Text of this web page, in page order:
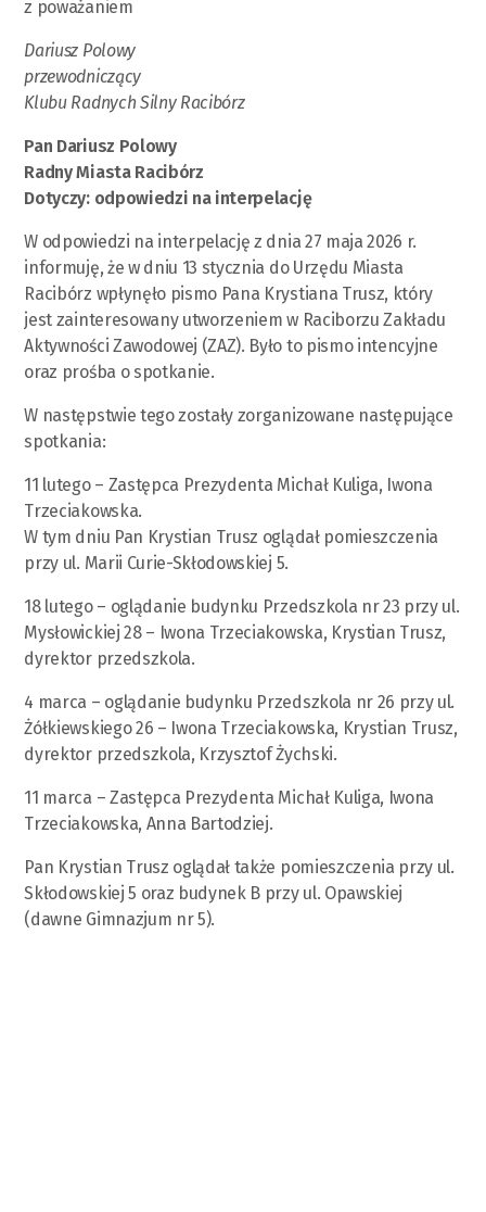
z poważaniem
Dariusz Polowy
przewodniczący
Klubu Radnych Silny Racibórz
Pan Dariusz Polowy
Radny Miasta Racibórz
Dotyczy: odpowiedzi na interpelację
W odpowiedzi na interpelację z dnia 27 maja 2026 r.
informuję, że w dniu 13 stycznia do Urzędu Miasta
Racibórz wpłynęło pismo Pana Krystiana Trusz, który
jest zainteresowany utworzeniem w Raciborzu Zakładu
Aktywności Zawodowej (ZAZ). Było to pismo intencyjne
oraz prośba o spotkanie.
W następstwie tego zostały zorganizowane następujące
spotkania:
11 lutego – Zastępca Prezydenta Michał Kuliga, Iwona
Trzeciakowska.
W tym dniu Pan Krystian Trusz oglądał pomieszczenia
przy ul. Marii Curie-Skłodowskiej 5.
18 lutego – oglądanie budynku Przedszkola nr 23 przy ul.
Mysłowickiej 28 – Iwona Trzeciakowska, Krystian Trusz,
dyrektor przedszkola.
4 marca – oglądanie budynku Przedszkola nr 26 przy ul.
Żółkiewskiego 26 – Iwona Trzeciakowska, Krystian Trusz,
dyrektor przedszkola, Krzysztof Żychski.
11 marca – Zastępca Prezydenta Michał Kuliga, Iwona
Trzeciakowska, Anna Bartodziej.
Pan Krystian Trusz oglądał także pomieszczenia przy ul.
Skłodowskiej 5 oraz budynek B przy ul. Opawskiej
(dawne Gimnazjum nr 5).